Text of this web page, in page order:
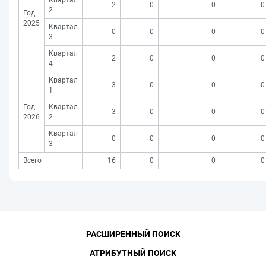
Год
2025
2
2 0 0 0
Квартал
3
0 0 0 0
Квартал
4
2 0 0 0
Год
2026
Квартал
1
3 0 0 0
Квартал
2
3 0 0 0
Квартал
3
0 0 0 0
Всего 16 0 0 0
РАСШИРЕННЫЙ ПОИСК
АТРИБУТНЫЙ ПОИСК